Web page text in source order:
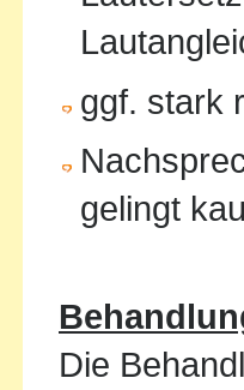
ggf. stark
gelingt
Die